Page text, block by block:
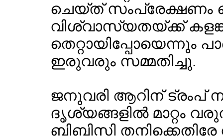
ചെയ്ത് സംപ്രേക്ഷണം
വിശ്വാസ്യതയ്ക്ക്
തെറ്റായിപ്പോയെന്നും
ഇരുവരും സമ്മതിച്ചു.
ജനുവരി ആറിന് ട്രംപ്
ദൃശ്യങ്ങളില്‍ മാറ്റം
ബിബിസി